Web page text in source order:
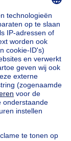
Frankrijk
Italië